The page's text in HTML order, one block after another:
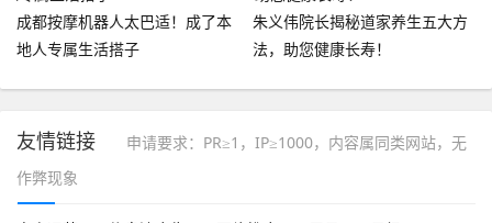
成都按摩机器人太巴适！成了本
地人专属生活搭子
朱义伟院长揭秘道家养生五大方
法，助您健康长寿！
友情链接
申请要求：PR≥1，IP≥1000，内容属同类网站，无
作弊现象